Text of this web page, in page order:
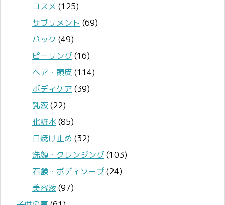
コスメ (125)
サプリメント (69)
パック (49)
ピーリング(16)
ヘア・頭皮 (114)
ボディケア (39)
乳液(22)
化粧水(85)
日焼け止め (32)
洗顔・クレンジング(103)
石鹸・ボディソープ(24)
美容液(97)